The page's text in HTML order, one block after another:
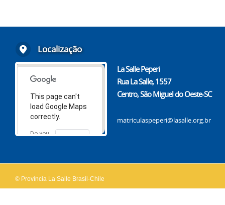
Localização
This page can't
load Google Maps
correctly.
Do you
OK
La Salle Peperi
Rua La Salle, 1557
Centro, São Miguel do Oeste-SC
matriculaspeperi@lasalle.org.br
© Província La Salle Brasil-Chile